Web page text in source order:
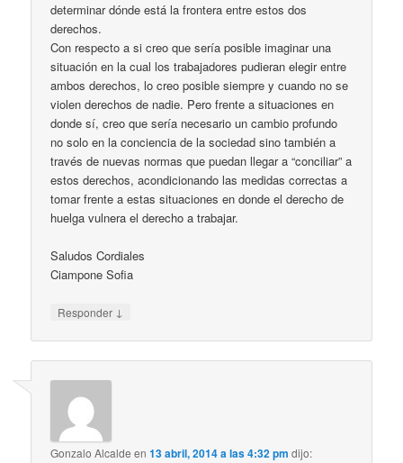
determinar dónde está la frontera entre estos dos
derechos.
Con respecto a si creo que sería posible imaginar una
situación en la cual los trabajadores pudieran elegir entre
ambos derechos, lo creo posible siempre y cuando no se
violen derechos de nadie. Pero frente a situaciones en
donde sí, creo que sería necesario un cambio profundo
no solo en la conciencia de la sociedad sino también a
través de nuevas normas que puedan llegar a “conciliar” a
estos derechos, acondicionando las medidas correctas a
tomar frente a estas situaciones en donde el derecho de
huelga vulnera el derecho a trabajar.
Saludos Cordiales
Ciampone Sofia
Responder ↓
Gonzalo Alcalde en13 abril, 2014 a las 4:32 pm dijo: